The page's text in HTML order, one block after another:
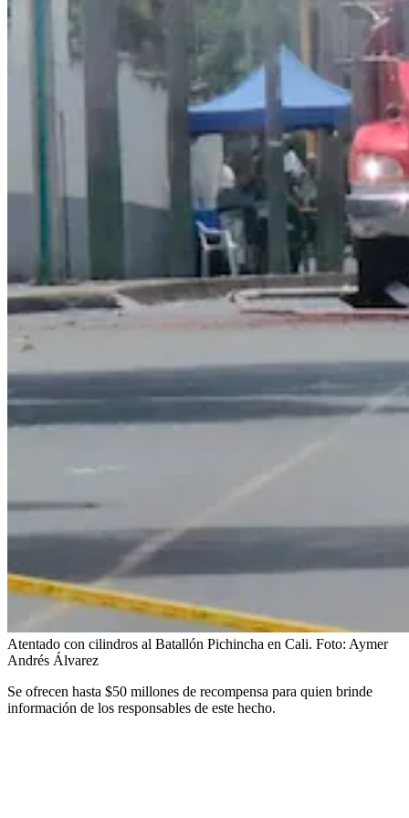
Atentado con cilindros al Batallón Pichincha en Cali. Foto: Aymer
Andrés Álvarez
Se ofrecen hasta $50 millones de recompensa para quien brinde
información de los responsables de este hecho.